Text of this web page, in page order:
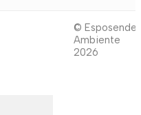
© Esposende
Ambiente
2026